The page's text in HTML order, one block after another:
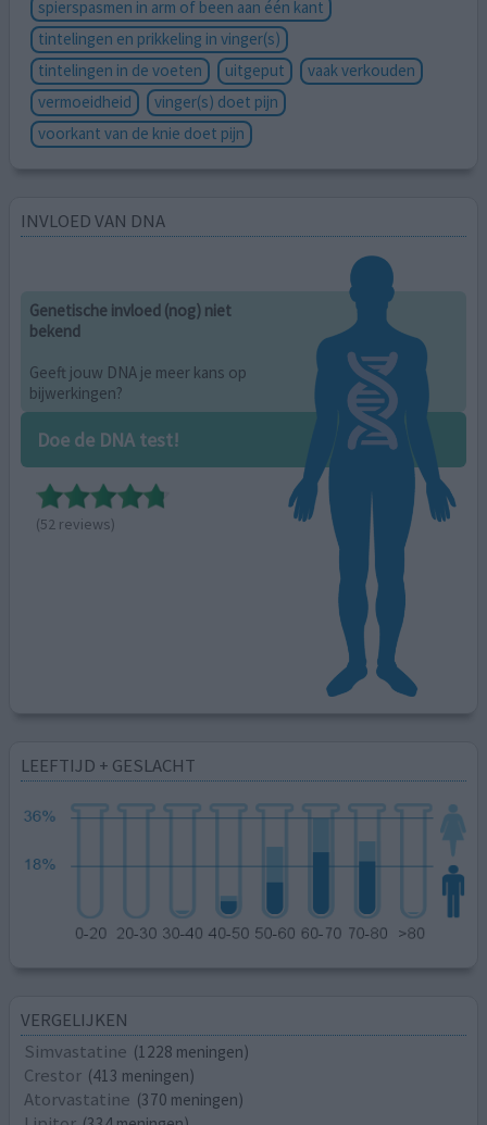
spierspasmen in arm of been aan één kant
tintelingen en prikkeling in vinger(s)
tintelingen in de voeten
uitgeput
vaak verkouden
vermoeidheid
vinger(s) doet pijn
voorkant van de knie doet pijn
INVLOED VAN DNA
Genetische invloed (nog) niet
bekend
Geeft jouw DNA je meer kans op
bijwerkingen?
Doe de DNA test!
(52 reviews)
LEEFTIJD + GESLACHT
VERGELIJKEN
Simvastatine (1228 meningen)
Crestor (413 meningen)
Atorvastatine (370 meningen)